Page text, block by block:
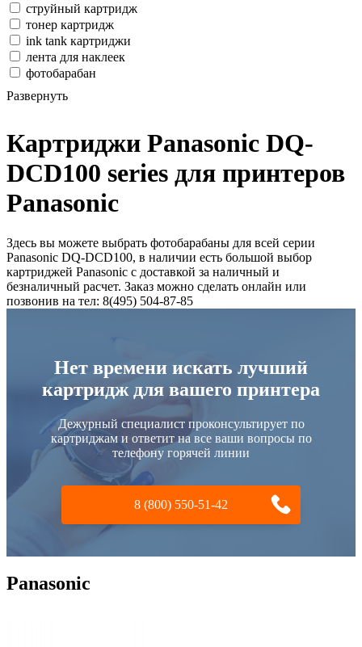
струйный картридж
тонер картридж
ink tank картриджи
лента для наклеек
фотобарабан
Развернуть
Картриджи Panasonic DQ-
DCD100 series для принтеров
Panasonic
Здесь вы можете выбрать фотобарабаны для всей серии
Panasonic DQ-DCD100, в наличии есть большой выбор
картриджей Panasonic с доставкой за наличный и
безналичный расчет. Заказ можно сделать онлайн или
позвонив на тел: 8(495) 504-87-85
Нет времени искать лучший
картридж для вашего принтера
Дежурный специалист проконсультирует по
картриджам и ответит на все ваши вопросы по
телефону горячей линии
8 (800) 550-51-42
Panasonic